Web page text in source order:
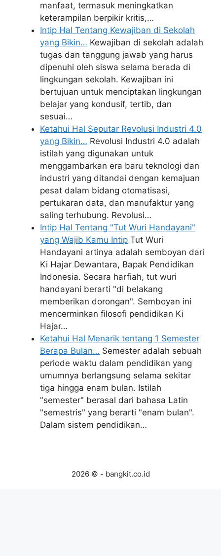
manfaat, termasuk meningkatkan
keterampilan berpikir kritis,…
Intip Hal Tentang Kewajiban di Sekolah
yang Bikin… Kewajiban di sekolah adalah
tugas dan tanggung jawab yang harus
dipenuhi oleh siswa selama berada di
lingkungan sekolah. Kewajiban ini
bertujuan untuk menciptakan lingkungan
belajar yang kondusif, tertib, dan
sesuai…
Ketahui Hal Seputar Revolusi Industri 4.0
yang Bikin… Revolusi Industri 4.0 adalah
istilah yang digunakan untuk
menggambarkan era baru teknologi dan
industri yang ditandai dengan kemajuan
pesat dalam bidang otomatisasi,
pertukaran data, dan manufaktur yang
saling terhubung. Revolusi…
Intip Hal Tentang "Tut Wuri Handayani"
yang Wajib Kamu Intip Tut Wuri
Handayani artinya adalah semboyan dari
Ki Hajar Dewantara, Bapak Pendidikan
Indonesia. Secara harfiah, tut wuri
handayani berarti "di belakang
memberikan dorongan". Semboyan ini
mencerminkan filosofi pendidikan Ki
Hajar…
Ketahui Hal Menarik tentang 1 Semester
Berapa Bulan… Semester adalah sebuah
periode waktu dalam pendidikan yang
umumnya berlangsung selama sekitar
tiga hingga enam bulan. Istilah
"semester" berasal dari bahasa Latin
"semestris" yang berarti "enam bulan".
Dalam sistem pendidikan…
2026 © - bangkit.co.id